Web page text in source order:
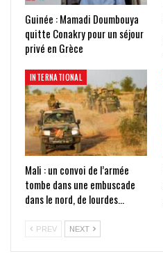
Guinée : Mamadi Doumbouya
quitte Conakry pour un séjour
privé en Grèce
INTERNATIONAL
Mali : un convoi de l’armée
tombe dans une embuscade
dans le nord, de lourdes…
PREV NEXT